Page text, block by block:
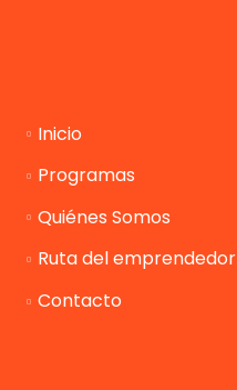
Inicio
Programas
Quiénes Somos
Ruta del emprendedor
Contacto